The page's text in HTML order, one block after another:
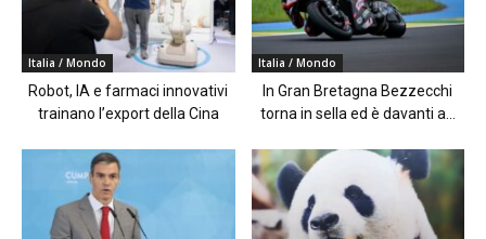
Italia / Mondo
Robot, IA e farmaci innovativi
trainano l’export della Cina
Italia / Mondo
In Gran Bretagna Bezzecchi
torna in sella ed è davanti a...